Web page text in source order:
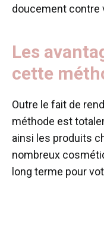
doucement contre
Les
cette
Outre le fait de
méthode est
ainsi les produits
nombreux
long terme pour